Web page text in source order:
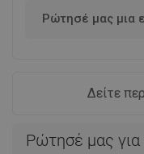
Ρώτησέ μας μια
Δείτε
Ρώτησέ μας για